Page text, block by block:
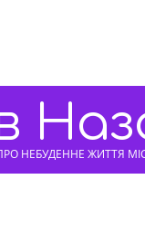
НЕБУДЕННЕ ЖИТТЯ